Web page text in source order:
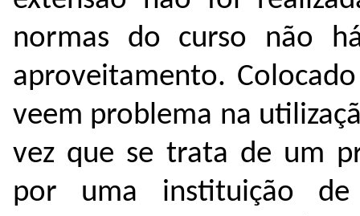
normas do curso não
aproveitamento.
veem problema na
vez que se trata de um
por uma instituição